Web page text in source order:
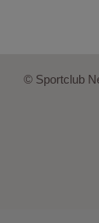
© Sportclub